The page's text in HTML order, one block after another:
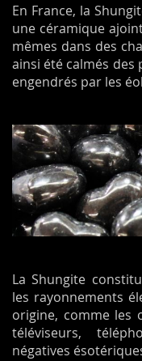
En France, la
une céramique
mêmes dans des
ainsi été calmés
engendrés par les
La Shungite
les rayonnements
origine, comme les
téléviseurs,
négatives